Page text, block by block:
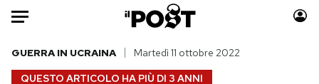
Auto
QUESTO ARTICOLO HA PIÙ DI 3 ANNI
GUERRA IN UCRAINA Martedì 11 ottobre 2022